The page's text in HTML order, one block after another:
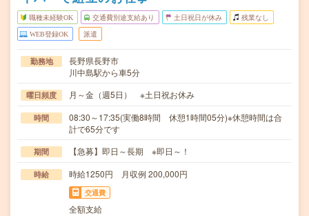
職種未経験OK 交通費別途支給あり 土日祝日が休み 残業なし
WEB登録OK 派遣
勤務地
長野県長野市
川中島駅から車5分
曜日頻度 月～金（週5日） ※土日祝お休み
時間
08:30～17:35(実働8時間 休憩1時間05分)※休憩時間は合
計で65分です
期間 【急募】即日～長期 ※即日～！
時給 時給1250円 月収例 200,000円
交通費
全額支給